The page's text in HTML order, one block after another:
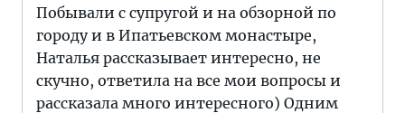
Побывали с супругой и на обзорной по
городу и в Ипатьевском монастыре,
Наталья рассказывает интересно, не
скучно, ответила на все мои вопросы и
рассказала много интересного) Одним